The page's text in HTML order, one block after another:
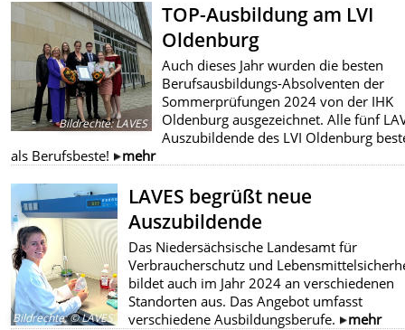
Bildrechte:LAVES
TOP-Ausbildung am LVI
Oldenburg
Auch dieses Jahr wurden die besten
Berufsausbildungs-Absolventen der
Sommerprüfungen 2024 von der IHK
Oldenburg ausgezeichnet. Alle fünf
Auszubildende des LVI Oldenburg
als Berufsbeste!
mehr
Bildrechte:© LAVES
LAVES begrüßt neue
Auszubildende
Das Niedersächsische Landesamt für
Verbraucherschutz und
bildet auch im Jahr 2024 an verschiedenen
Standorten aus. Das Angebot umfasst
verschiedene Ausbildungsberufe.
mehr